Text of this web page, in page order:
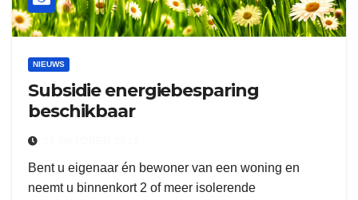
NIEUWS
Subsidie energiebesparing
beschikbaar
Bent u eigenaar én bewoner van een woning en
neemt u binnenkort 2 of meer isolerende